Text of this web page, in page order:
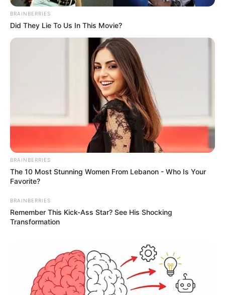
TAGS
BRAINBERRIES
Did They Lie To Us In This Movie?
BRAINBERRIES
The 10 Most Stunning Women From Lebanon - Who Is Your
Favorite?
BRAINBERRIES
Remember This Kick-Ass Star? See His Shocking
Transformation